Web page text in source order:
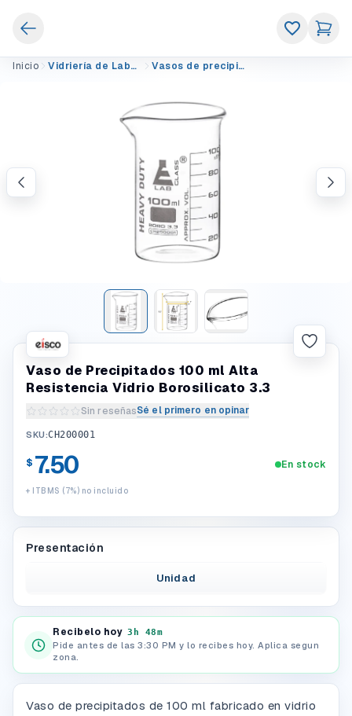
Inicio Vidriería de Laboratorio Vasos de precipitados
Vaso de Precipitados 100 ml Alta
Resistencia Vidrio Borosilicato 3.3
Sin reseñasSé el primero en opinar
Escribir una reseña del producto
SKU:CH200001
$ 7.50
+ ITBMS (7%) no incluido
En stock
Presentación
Unidad
Recibelo hoy 3h 48m
Pide antes de las 3:30 PM y lo recibes hoy. Aplica segun
zona.
Vaso de precipitados de 100 ml fabricado en vidrio